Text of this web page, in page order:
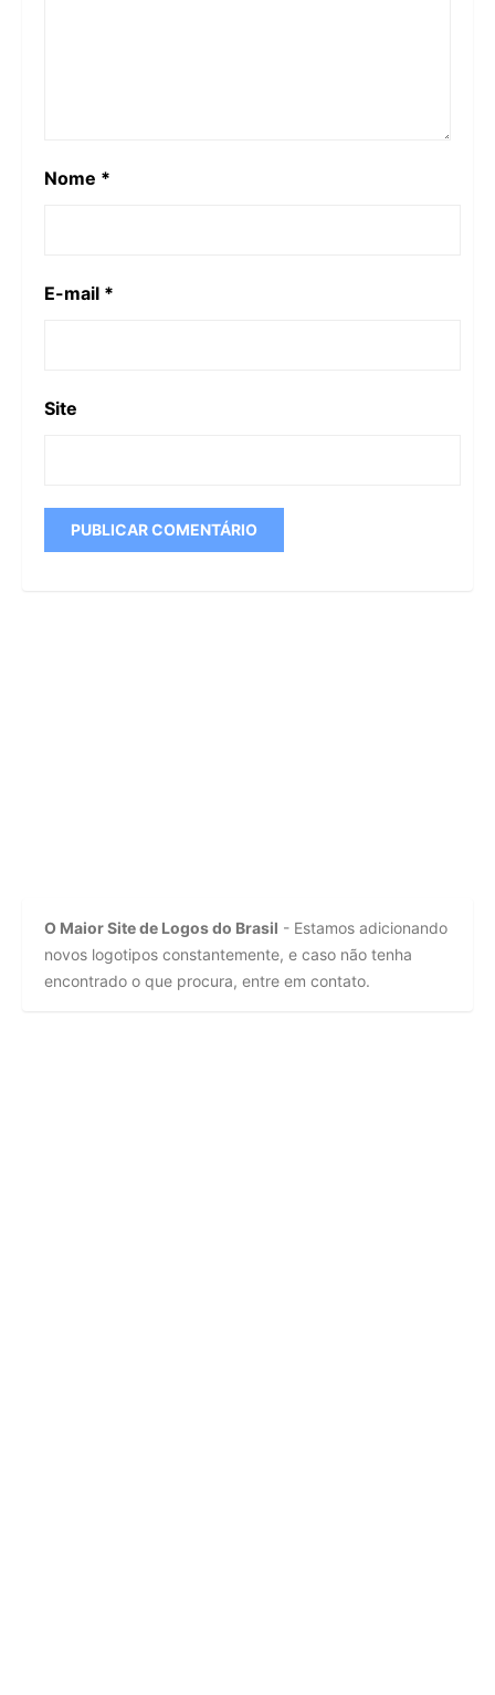
Nome *
E-mail *
Site
O Maior Site de Logos do Brasil - Estamos adicionando
novos logotipos constantemente, e caso não tenha
encontrado o que procura, entre em contato.